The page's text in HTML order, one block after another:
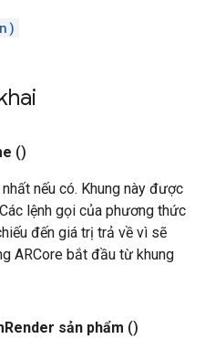
()
nếu có. Khung này được
lệnh gọi của phương thức
đến giá trị trả về vì sẽ
ARCore bắt đầu từ khung
Render sản phẩm ()